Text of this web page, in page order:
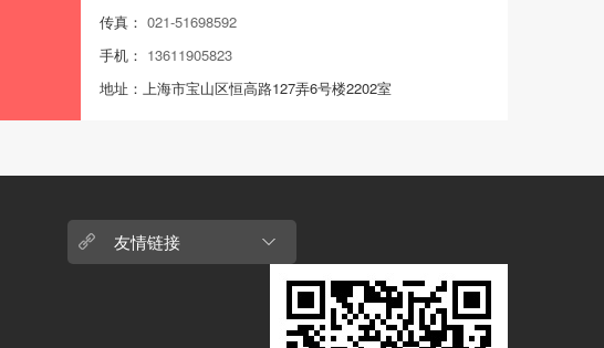
传真： 021-51698592
手机： 13611905823
地址：上海市宝山区恒高路127弄6号楼2202室
友情链接